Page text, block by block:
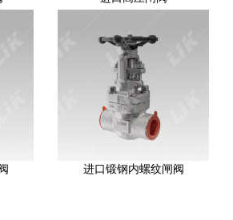
进口锻钢内螺纹闸阀